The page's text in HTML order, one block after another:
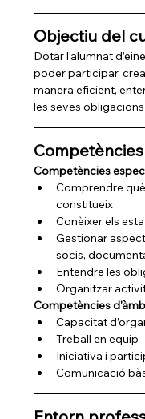
Objectiu del
Dotar l’alumnat
poder participar,
manera eficient,
les seves
Competències
Comprendre
constitueix
Conèixer els
Gestionar
socis,
Entendre les
Organitzar
Competències
Capacitat
Treball en equip
Iniciativa i
Comunicació